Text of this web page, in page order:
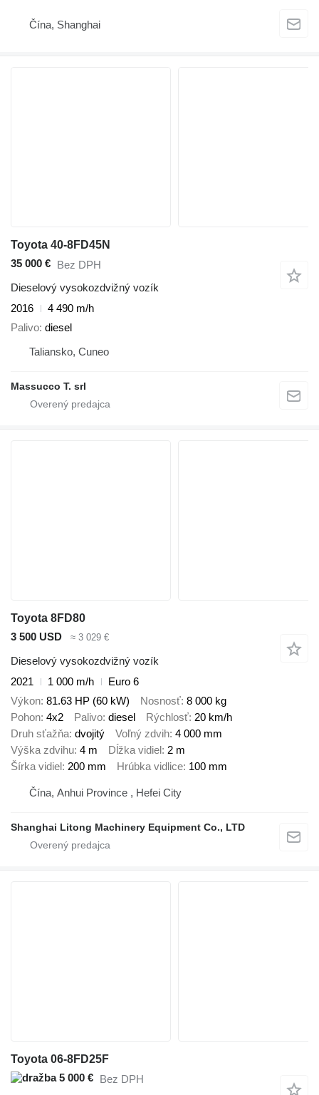
Čína, Shanghai
Toyota 40-8FD45N
35 000 € Bez DPH
Dieselový vysokozdvižný vozík
2016
4 490 m/h
Palivo diesel
Taliansko, Cuneo
Massucco T. srl
Toyota 8FD80
3 500 USD
≈ 3 029 €
Dieselový vysokozdvižný vozík
2021
1 000 m/h
Euro 6
Výkon 81.63 HP (60 kW) Nosnosť 8 000 kg
Pohon 4x2 Palivo diesel Rýchlosť 20 km/h
Druh sťažňa dvojitý Voľný zdvih 4 000 mm
Výška zdvihu 4 m Dĺžka vidiel 2 m
Šírka vidiel 200 mm Hrúbka vidlice 100 mm
Čína, Anhui Province , Hefei City
Shanghai Litong Machinery Equipment Co., LTD
Toyota 06-8FD25F
5 000 € Bez DPH